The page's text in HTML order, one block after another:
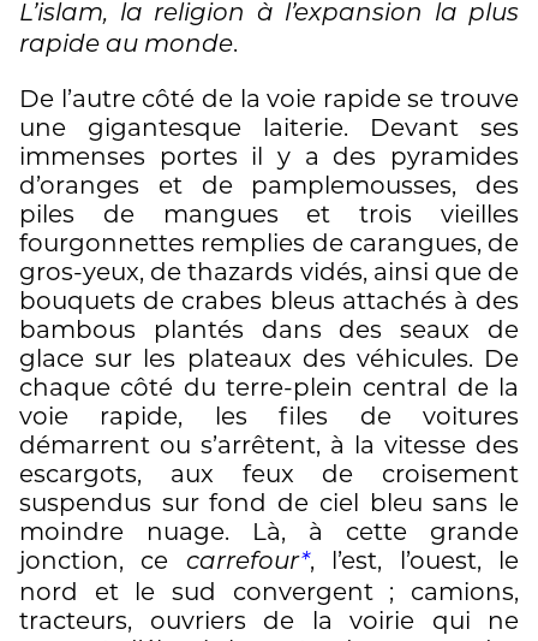
L’islam, la religion à l’expansion la plus
rapide au monde.
De l’autre côté de la voie rapide se trouve
une gigantesque laiterie. Devant ses
immenses portes il y a des pyramides
d’oranges et de pamplemousses, des
piles de mangues et trois vieilles
fourgonnettes remplies de carangues, de
gros-yeux, de thazards vidés, ainsi que de
bouquets de crabes bleus attachés à des
bambous plantés dans des seaux de
glace sur les plateaux des véhicules. De
chaque côté du terre-plein central de la
voie rapide, les files de voitures
démarrent ou s’arrêtent, à la vitesse des
escargots, aux feux de croisement
suspendus sur fond de ciel bleu sans le
moindre nuage. Là, à cette grande
jonction, ce
carrefour*, l’est, l’ouest, le
nord et le sud convergent ; camions,
tracteurs, ouvriers de la voirie qui ne